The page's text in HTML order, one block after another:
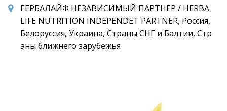
ГЕРБАЛАЙФ НЕЗАВИСИМЫЙ ПАРТНЕР / HERBA
LIFE NUTRITION INDEPENDET PARTNER, Россия,
Белоруссия, Украина, Страны СНГ и Балтии, Стр
аны ближнего зарубежья